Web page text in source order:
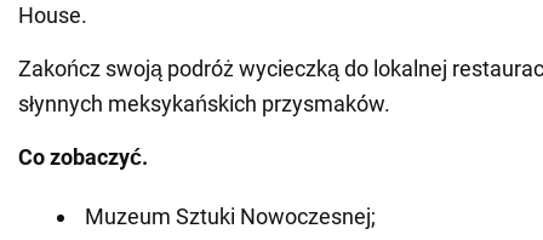
House.
Zakończ swoją podróż wycieczką do lokalnej
słynnych meksykańskich przysmaków.
Co zobaczyć.
Muzeum Sztuki Nowoczesnej;